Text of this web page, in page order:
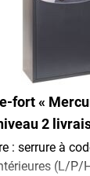
fort «
2
: serrure à
(L/P/